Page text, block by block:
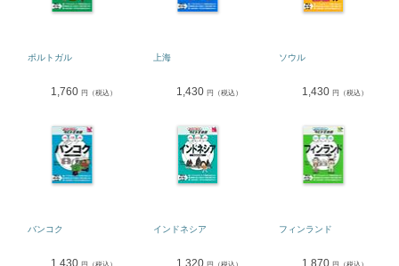
ポルトガル
1,760 円（税込）
上海
1,430 円（税込）
ソウル
1,430 円（税込）
バンコク
1,430
インドネシア
1,320
フィンランド
1,870